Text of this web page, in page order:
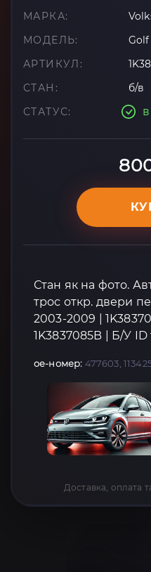
МАРКА:
МОДЕЛЬ:
АРТИКУЛ:
СТАН:
б/в
СТАТУС:
Стан як на фото.
трос откр. двери
2003-2009 |
1K3837085B | Б/У
oe-номер: 477603,
Доставка, оплата